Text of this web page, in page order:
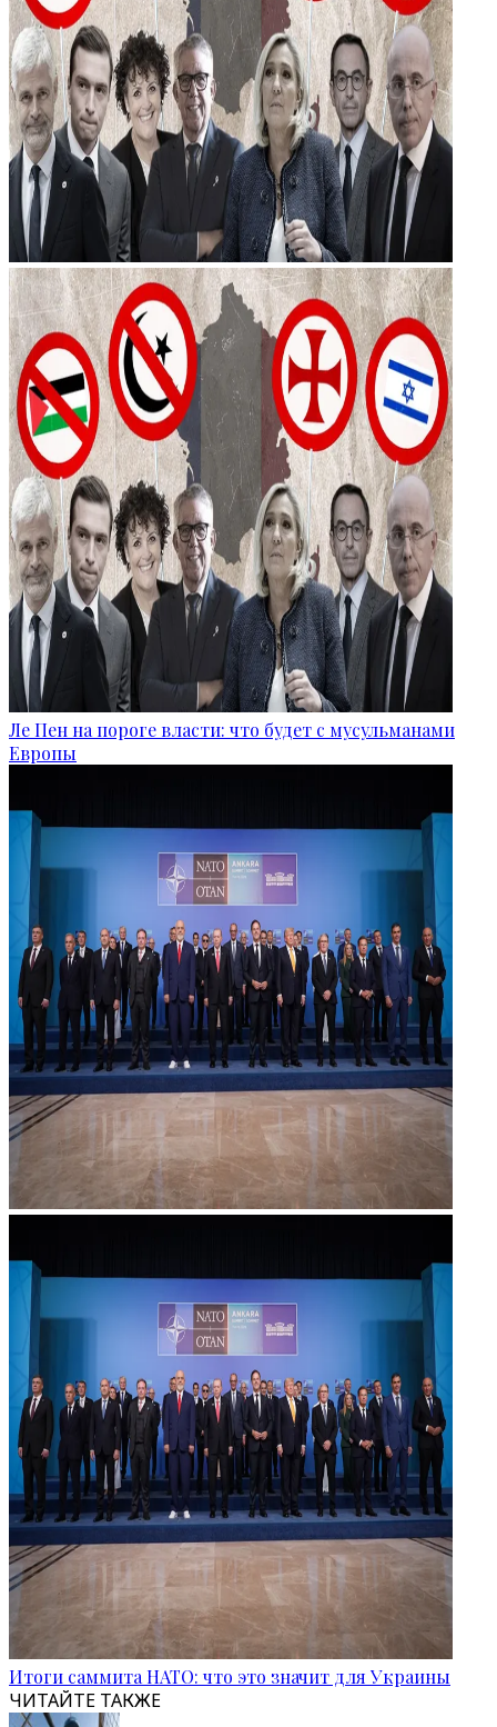
Ле Пен на пороге власти: что будет с мусульманами
Европы
Итоги саммита НАТО: что это значит для Украины
ЧИТАЙТЕ ТАКЖЕ